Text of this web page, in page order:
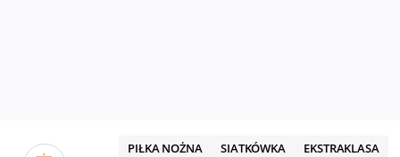
PIŁKA NOŻNA SIATKÓWKA
EKSTRAKLASA